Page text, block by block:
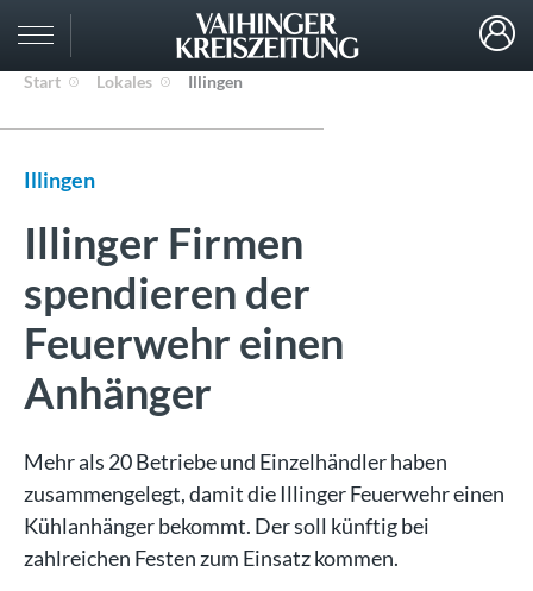
Start Lokales Illingen
Illingen
Illinger Firmen
spendieren der
Feuerwehr einen
Anhänger
Mehr als 20 Betriebe und Einzelhändler haben
zusammengelegt, damit die Illinger Feuerwehr einen
Kühlanhänger bekommt. Der soll künftig bei
zahlreichen Festen zum Einsatz kommen.